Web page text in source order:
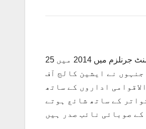
25 سال سے قلم قافلے میں شامل مسرت اللہ جان نے پشاور یونیورسٹی کے آئی پی ڈویلپمنٹ ڈیپارٹمنٹ جرنلزم میں 2014 میں
نے ایشین کالج آف
اداروں کے ساتھ
کے ساتھ شائع ہوتے
صوبائی نائب صدر ہیں